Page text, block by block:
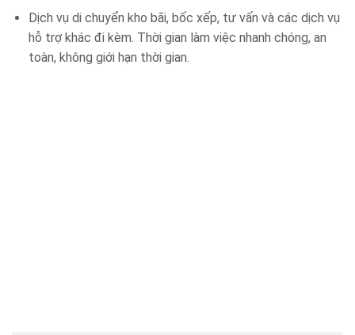
Dịch vụ di chuyển kho bãi, bốc xếp, tư vấn và các dịch vụ
hỗ trợ khác đi kèm. Thời gian làm việc nhanh chóng, an
toàn, không giới hạn thời gian.